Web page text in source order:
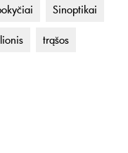
Sinoptikai
trąšos